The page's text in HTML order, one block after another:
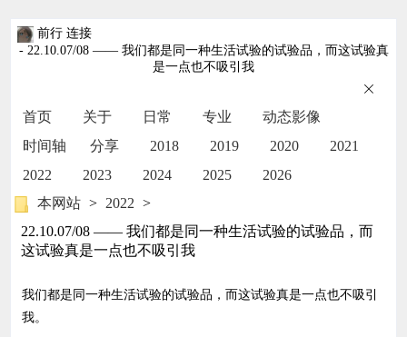
前行 连接
- 22.10.07/08 —— 我们都是同一种生活试验的试验品，而这试验真
是一点也不吸引我
首页 关于 日常 专业
动态影像
时间轴
分享 2018 2019 2020
2021
2022
2023 2024 2025
2026
本网站 > 2022
>
22.10.07/08 —— 我们都是同一种生活试验的试验品，而
这试验真是一点也不吸引我
我们都是同一种生活试验的试验品，而这试验真是一点也不吸引
我。